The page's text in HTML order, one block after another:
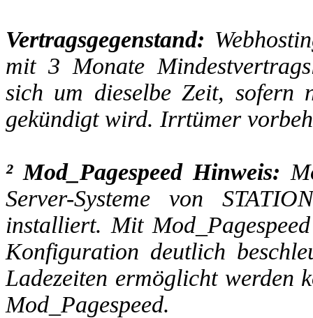
Vertragsgegenstand:
mit 3 Monate
sich um dieselbe Zeit, sofern
gekündigt wird. Irrtümer
² Mod_Pagespeed Hinweis:
Server-Systeme von
installiert. Mit
Konfiguration deutlich
Ladezeiten ermöglicht werden
Mod_Pagespeed.